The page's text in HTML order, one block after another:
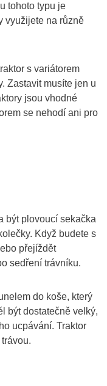
tohoto typu je
využijete na různě
s variátorem
Zastavit musíte jen u
jsou vhodné
se nehodí ani pro
být plovoucí sekačka
Když budete s
přejíždět
sedření trávníku.
do koše, který
být dostatečně velký,
ucpávání. Traktor